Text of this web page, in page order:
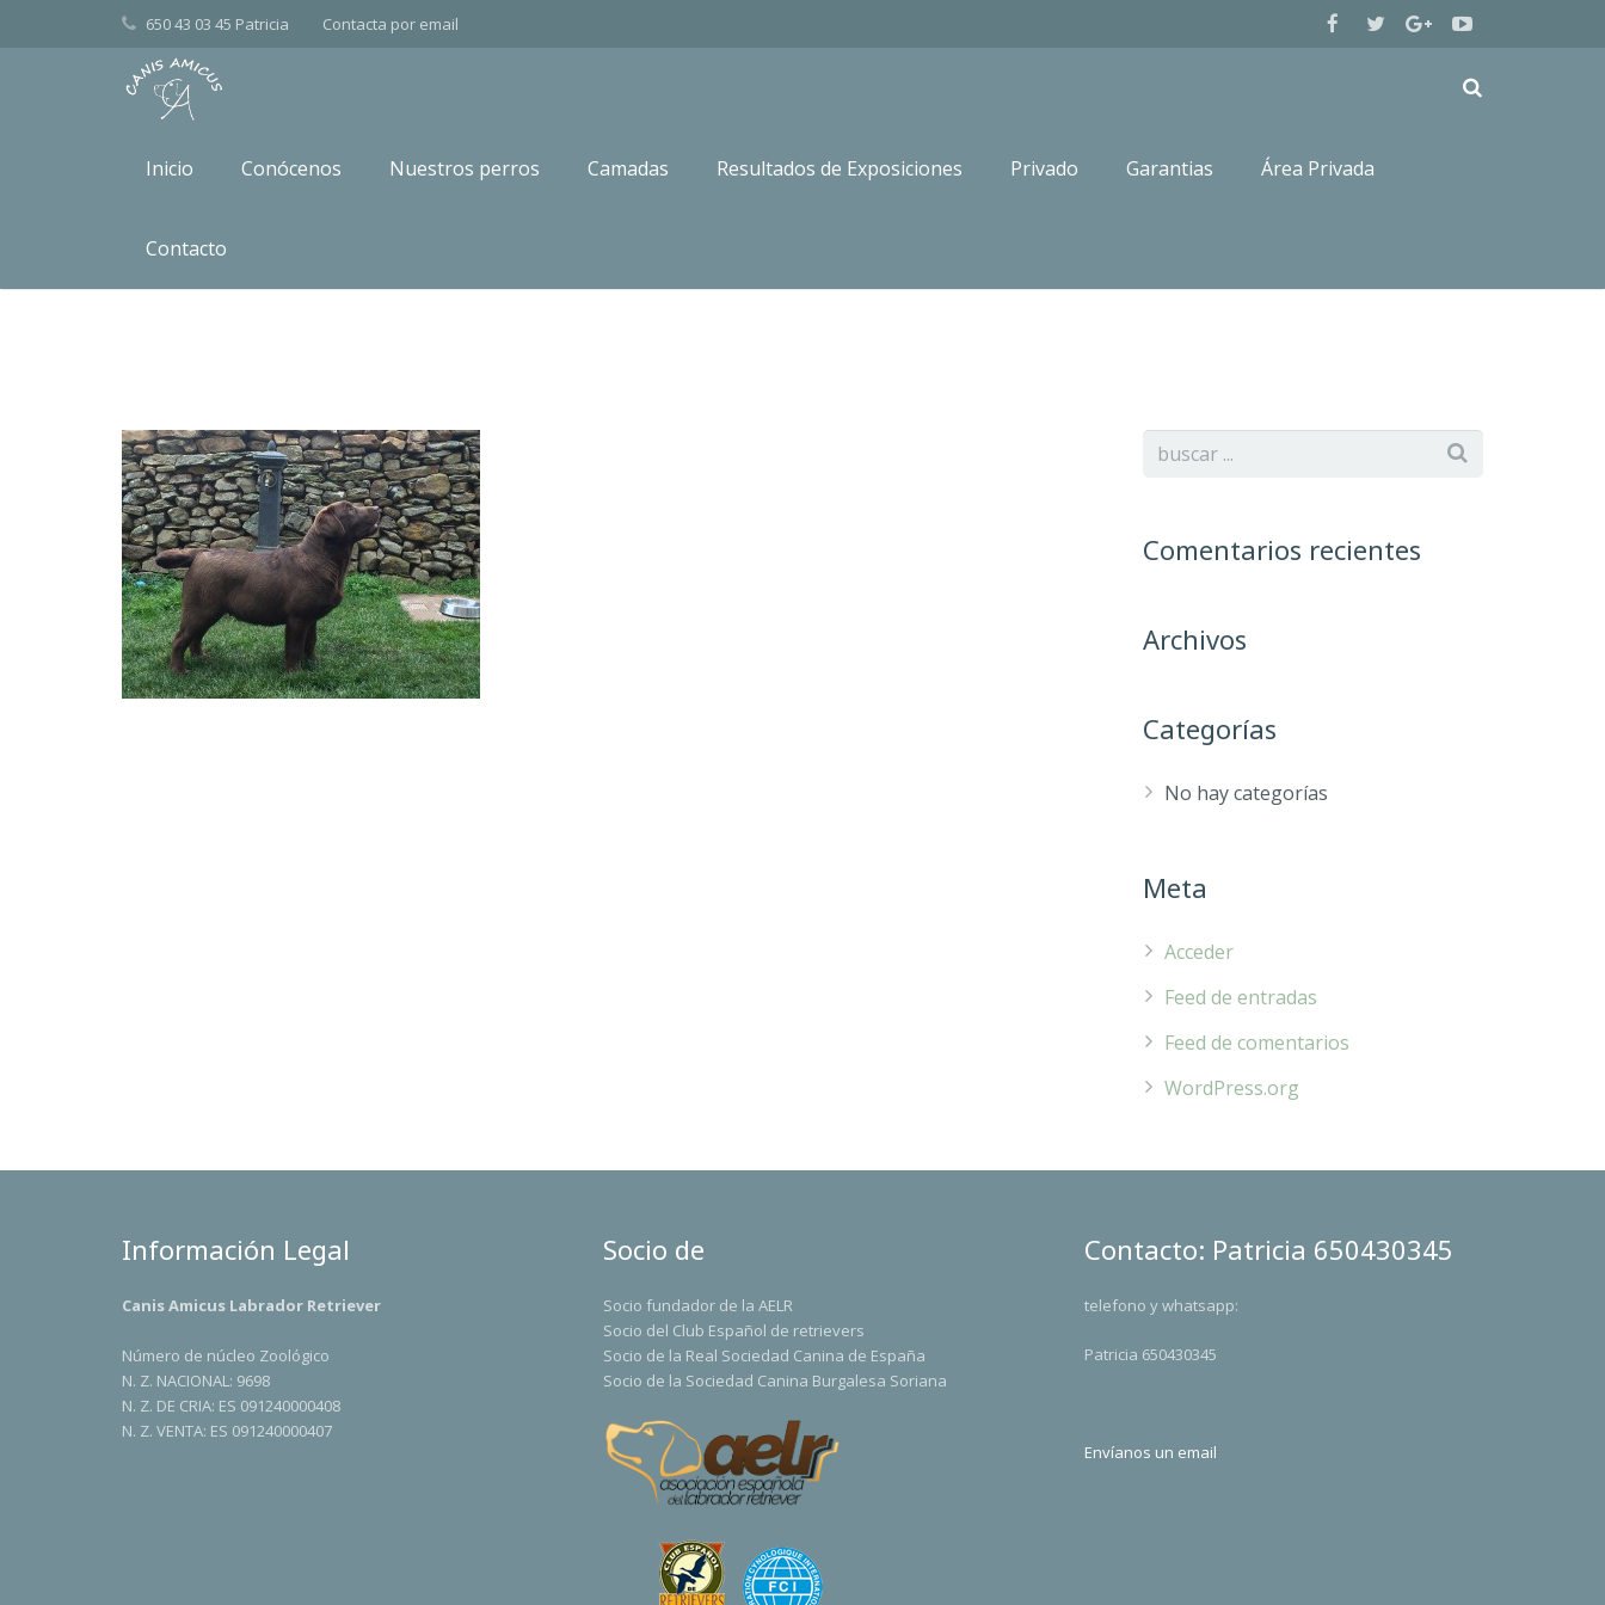
650 43 03 45 Patricia Contacta por email
Inicio Conócenos Nuestros perros Camadas Resultados de Exposiciones Privado Garantias Área Privada
Contacto
labrador retriever Tofu5
Comentarios recientes
Archivos
Categorías
No hay categorías
Meta
Acceder
Feed de entradas
Feed de comentarios
WordPress.org
Información Legal
Canis Amicus Labrador Retriever
Número de núcleo Zoológico
N. Z. NACIONAL: 9698
N. Z. DE CRIA: ES 091240000408
N. Z. VENTA: ES 091240000407
Socio de
Socio fundador de la AELR
Socio del Club Español de retrievers
Socio de la Real Sociedad Canina de España
Socio de la Sociedad Canina Burgalesa Soriana
Contacto: Patricia 650430345
telefono y whatsapp:
Patricia 650430345
Envíanos un email